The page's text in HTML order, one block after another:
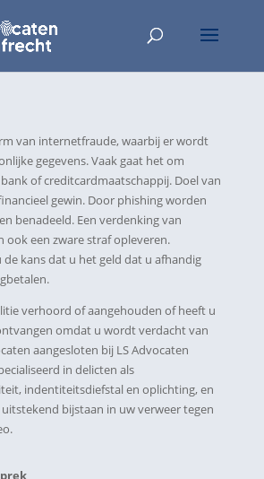
van internetfraude, waarbij er wordt
gegevens. Vaak gaat het om
of creditcardmaatschappij. Doel van
gewin. Door phishing worden
benadeeld. Een verdenking van
ook een zware straf opleveren.
kans dat u het geld dat u afhandig
verhoord of aangehouden of heeft u
omdat u wordt verdacht van
aangesloten bij LS Advocaten
in delicten als
indentiteitsdiefstal en oplichting, en
bijstaan in uw verweer tegen